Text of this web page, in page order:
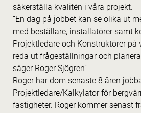
säkerställa kvalitén i våra projekt.
”En dag på jobbet kan se olika ut
med beställare, installatörer samt
Projektledare och Konstruktörer
reda ut frågeställningar och
säger Roger Sjögren”
Roger har dom senaste 8 åren
Projektledare/Kalkylator för
fastigheter. Roger kommer senast